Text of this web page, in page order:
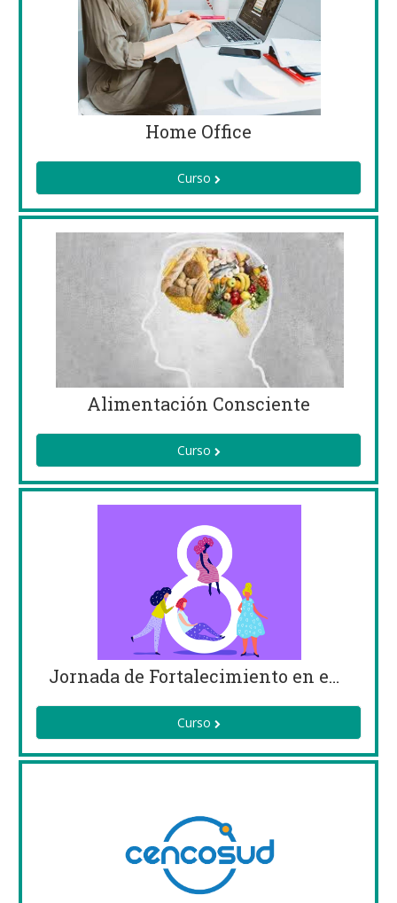
Home Office
Curso
Alimentación Consciente
Curso
Jornada de Fortalecimiento en estudios de Genero
Curso